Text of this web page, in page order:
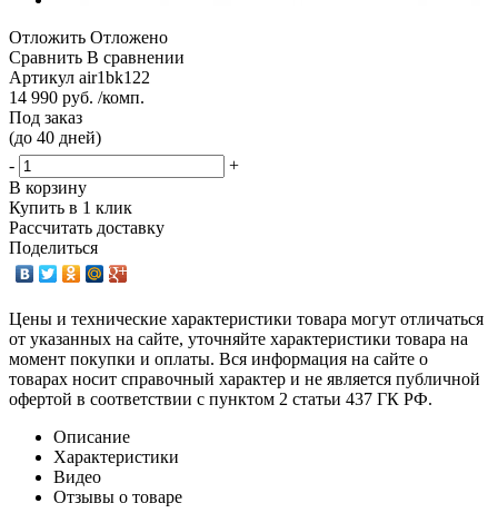
Отложить Отложено
Сравнить В сравнении
Артикул air1bk122
14 990 руб. /комп.
Под заказ
(до 40 дней)
-
+
В корзину
Купить в 1 клик
Рассчитать доставку
Поделиться
Цены и технические характеристики товара могут отличаться
от указанных на сайте, уточняйте характеристики товара на
момент покупки и оплаты. Вся информация на сайте о
товарах носит справочный характер и не является публичной
офертой в соответствии с пунктом 2 статьи 437 ГК РФ.
Описание
Характеристики
Видео
Отзывы о товаре